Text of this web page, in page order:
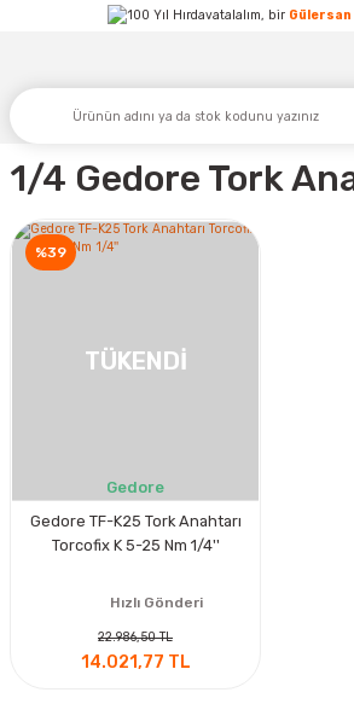
Hırdavatalalım, bir Gülersan
1/4 Gedore Tork
TÜKENDİ
%39
Gedore
Gedore TF-K25 Tork Anahtarı
Torcofix K 5-25 Nm 1/4''
Hızlı Gönderi
22.986,50 TL
14.021,77 TL